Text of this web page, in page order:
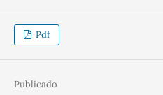
Pdf
Publicado